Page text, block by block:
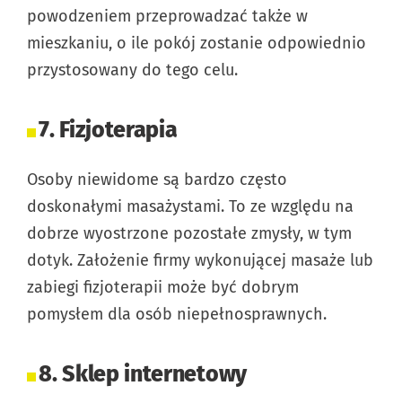
powodzeniem przeprowadzać także w
mieszkaniu, o ile pokój zostanie odpowiednio
przystosowany do tego celu.
7. Fizjoterapia
Osoby niewidome są bardzo często
doskonałymi masażystami. To ze względu na
dobrze wyostrzone pozostałe zmysły, w tym
dotyk. Założenie firmy wykonującej masaże lub
zabiegi fizjoterapii może być dobrym
pomysłem dla osób niepełnosprawnych.
8. Sklep internetowy